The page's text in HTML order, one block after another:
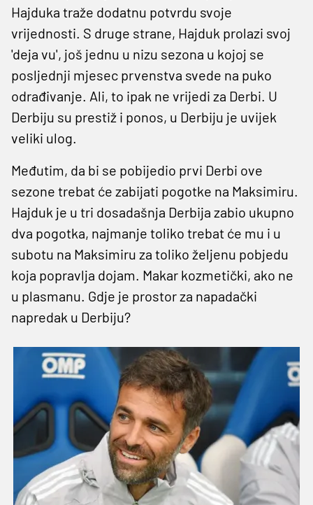
Hajduka traže dodatnu potvrdu svoje
vrijednosti. S druge strane, Hajduk prolazi svoj
'deja vu', još jednu u nizu sezona u kojoj se
posljednji mjesec prvenstva svede na puko
odrađivanje. Ali, to ipak ne vrijedi za Derbi. U
Derbiju su prestiž i ponos, u Derbiju je uvijek
veliki ulog.
Međutim, da bi se pobijedio prvi Derbi ove
sezone trebat će zabijati pogotke na Maksimiru.
Hajduk je u tri dosadašnja Derbija zabio ukupno
dva pogotka, najmanje toliko trebat će mu i u
subotu na Maksimiru za toliko željenu pobjedu
koja popravlja dojam. Makar kozmetički, ako ne
u plasmanu. Gdje je prostor za napadački
napredak u Derbiju?